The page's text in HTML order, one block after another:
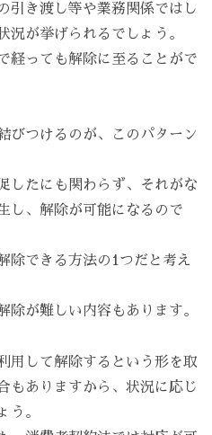
引き渡し等や業務関係ではし
況が挙げられるでしょう。
経っても解除に至ることがで
びつけるのが、このパターン
したにも関わらず、それがな
し、解除が可能になるので
除できる方法の1つだと考え
除が難しい内容もあります。
用して解除するという形を取
もありますから、状況に応じ
う。